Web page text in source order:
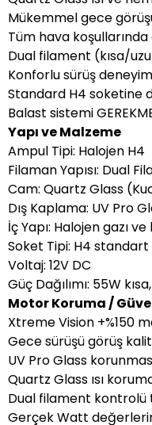
Mükemmel gece
Tüm hava
Dual filament (kısa/
Konforlu sürüş
Standard H4 soketine
Balast sistemi
Yapı ve Malzeme
Ampul Tipi: Halojen H4
Filaman Yapısı: Dual
Cam: Quartz Glass
Dış Kaplama: UV Pro
İç Yapı: Halojen gazı
Soket Tipi: H4
Voltaj: 12V DC
Güç Dağılımı: 55W
Motor Koruma /
Xtreme Vision +%150
Gece sürüşü görüş
UV Pro Glass
Quartz Glass ısı
Dual filament kontrolü
Gerçek Watt